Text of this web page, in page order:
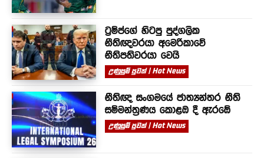
ට්‍රම්ප්ගේ හිටපු පුද්ගලික
නීතිඥවරයා අමෙරිකාවේ
නීතිපතිවරයා වෙයි
උණුසුම් පුවත් | Hot News
නීතිඥ සංගමයේ ජාත්‍යන්තර නීති
සම්මන්ත්‍රණය කොළඹ දී ඇරඹේ
උණුසුම් පුවත් | Hot News